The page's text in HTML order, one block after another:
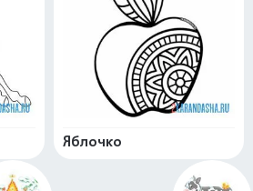
Яблочко